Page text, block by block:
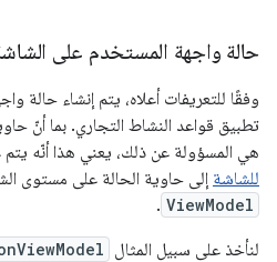
حالة واجهة المستخدم على
وفقًا للتعريفات أعلاه، يتم إنشاء
تطبيق قواعد النشاط التجاري. بما أنّ
هي المسؤولة عن ذلك، يعني هذا أنّه يتم
للشاشة إلى حاوية الحالة على مستوى
ViewModel
.
لنأخذ على سبيل المثال